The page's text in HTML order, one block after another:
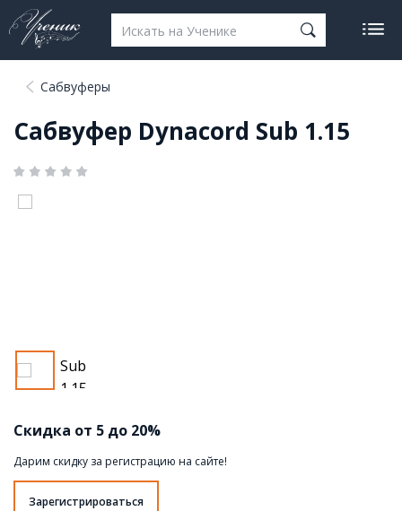
Сабвуферы
Сабвуфер Dynacord Sub 1.15
Скидка от 5 до 20%
Дарим скидку за регистрацию на сайте!
Зарегистрироваться